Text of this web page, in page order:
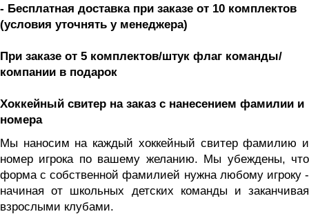
(условия уточнять у менеджера)
При заказе от 5 комплектов/штук флаг команды/
компании в подарок
Хоккейный свитер на заказ с нанесением фамилии и
номера
Мы наносим на каждый хоккейный свитер фамилию и
номер игрока по вашему желанию. Мы убеждены, что
форма с собственной фамилией нужна любому игроку -
начиная от школьных детских команды и заканчивая
взрослыми клубами.